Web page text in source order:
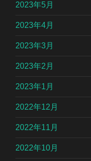
2023年5月
2023年4月
2023年3月
2023年2月
2023年1月
2022年12月
2022年11月
2022年10月